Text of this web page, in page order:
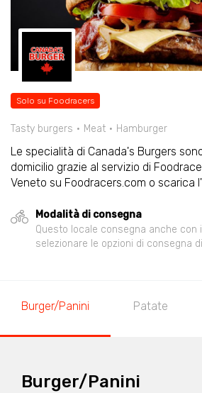
Solo su Foodracers
Tasty burgers Meat Hamburger
Le specialità di Canada's Burgers
domicilio grazie al servizio di
Veneto su Foodracers.com o scarica
Modalità di consegna
Questo locale consegna anche con
selezionare le opzioni di consegna
Burger/Panini Patate
Burger/Panini